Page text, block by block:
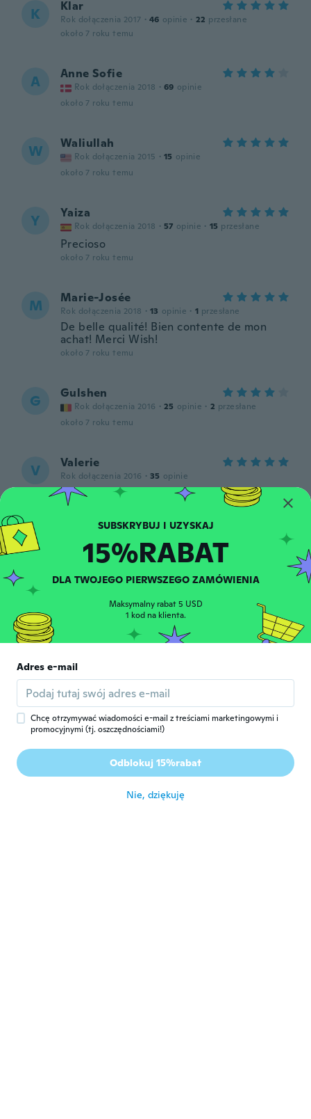
K Klar
Rok dołączenia 2017 · 46 opinie · 22 przesłane
około 7 roku temu
A Anne Sofie
Rok dołączenia 2018 · 69 opinie
około 7 roku temu
W Waliullah
Rok dołączenia 2015 · 15 opinie
około 7 roku temu
Y Yaiza
Rok dołączenia 2018 · 57 opinie · 15 przesłane
Precioso
około 7 roku temu
M Marie-Josée
Rok dołączenia 2018 · 13 opinie · 1 przesłane
De belle qualité! Bien contente de mon
achat! Merci Wish!
około 7 roku temu
G Gulshen
Rok dołączenia 2016 · 25 opinie · 2 przesłane
około 7 roku temu
V Valerie
Rok dołączenia 2016 · 35 opinie
Super !
około 7 roku temu
A Angelina
Rok dołączenia 2017 · 7 opinie
około 7 roku temu
C Rok dołączenia 2015 356
około 7 roku temu
L Leah
Rok dołączenia 2017 · 5
około 7 roku temu
Rok dołączenia 2018 · 6 opinie
15%RABAT
DLA TWOJEGO PIERWSZEGO ZAMÓWIENIA
Maksymalny rabat 5 USD
1 kod na klienta.
Adres e-mail
Chcę otrzymywać wiadomości e-mail z treściami marketingowymi i
promocyjnymi (tj. oszczędnościami!)
Odblokuj 15%rabat
Nie, dziękuję